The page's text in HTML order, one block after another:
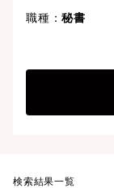
職種：秘書
検索結果一覧